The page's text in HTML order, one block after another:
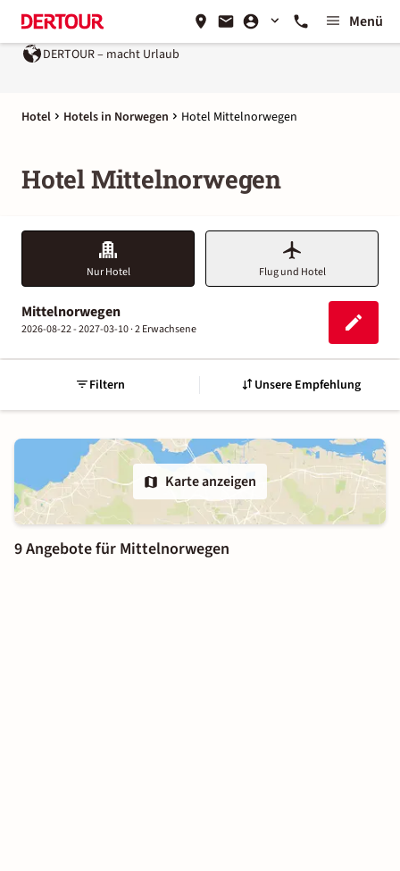
Menü
DERTOUR – macht Urlaub
Hotel Hotels in Norwegen Hotel Mittelnorwegen
Hotel Mittelnorwegen
Nur Hotel Flug und Hotel
Mittelnorwegen
2026-08-22 - 2027-03-10 ·2 Erwachsene
Filtern Unsere Empfehlung
Karte anzeigen
9 Angebote für Mittelnorwegen